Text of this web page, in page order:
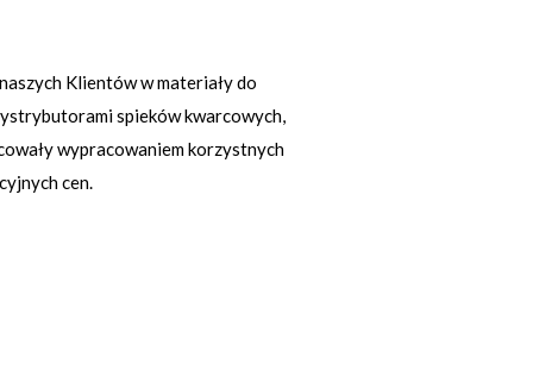
Klientów w materiały do
spieków kwarcowych,
wypracowaniem korzystnych
cen.